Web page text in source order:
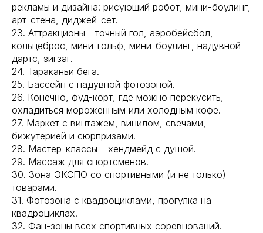
рекламы и дизайна: рисующий робот, мини-боулинг,
арт-стена, диджей-сет.
23. Аттракционы - точный гол, аэробейсбол,
кольцеброс, мини-гольф, мини-боулинг, надувной
дартс, зигзаг.
24. Тараканьи бега.
25. Бассейн с надувной фотозоной.
26. Конечно, фуд-корт, где можно перекусить,
охладиться мороженным или холодным кофе.
27. Маркет с винтажем, винилом, свечами,
бижутерией и сюрпризами.
28. Мастер-классы – хендмейд с душой.
29. Массаж для спортсменов.
30. Зона ЭКСПО со спортивными (и не только)
товарами.
31. Фотозона с квадроциклами, прогулка на
квадроциклах.
32. Фан-зоны всех спортивных соревнований.